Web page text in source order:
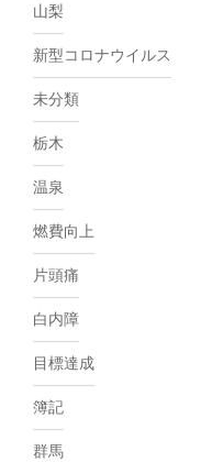
山梨
新型コロナウイルス
未分類
栃木
温泉
燃費向上
片頭痛
白内障
目標達成
簿記
群馬